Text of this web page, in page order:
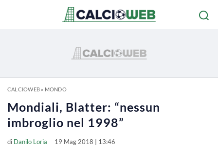
CALCIOWEB» MONDO
Mondiali, Blatter: “nessun
imbroglio nel 1998”
di Danilo Loria 19 Mag 2018 | 13:46